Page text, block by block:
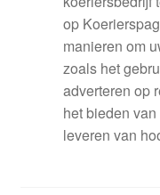
op
manieren om
zoals het
adverteren op
het bieden
leveren van